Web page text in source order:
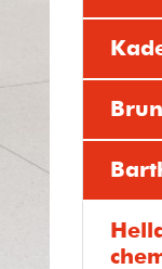
autres
être